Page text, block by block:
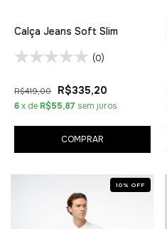
Calça Jeans Soft Slim
(0)
R$419,00 R$335,20
6x de R$55,87 sem juros
COMPRAR
10 % OFF